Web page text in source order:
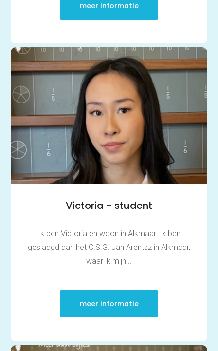
meer informatie
Victoria - student
Ik ben Victoria en woon in Alkmaar. Ik ben
geslaagd aan het C.S.G. Jan Arentsz in Alkmaar,
waar ik mijn...
meer informatie